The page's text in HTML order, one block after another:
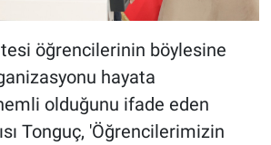
öğrencilerinin böylesine
hayata
olduğunu ifade eden
Tonguç, 'Öğrencilerimizin